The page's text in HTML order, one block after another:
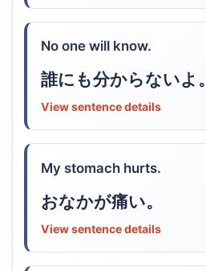
No one will know.
誰にも分からないよ。
View sentence details
My stomach hurts.
おなかが痛い。
View sentence details